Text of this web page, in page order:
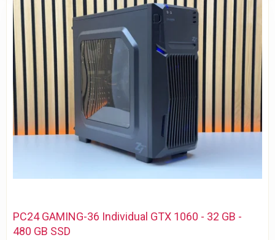
PC24 GAMING-36 Individual GTX 1060 - 32 GB -
480 GB SSD